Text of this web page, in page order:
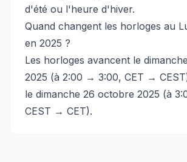
d'été ou l'heure d'hiver.
Quand changent les horloges au
en 2025 ?
Les horloges avancent le
2025 (à 2:00 → 3:00, CET →
le dimanche 26 octobre 2025 (à
CEST → CET).